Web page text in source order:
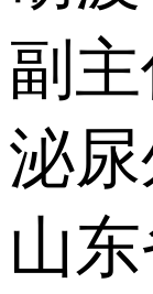
副
泌
山